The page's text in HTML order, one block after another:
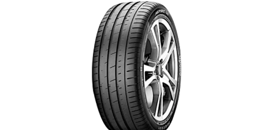
Bildergalerie überspringen